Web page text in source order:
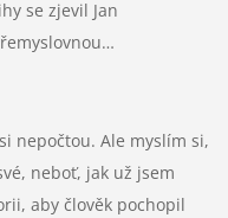
se zjevil Jan
nepočtou. Ale myslím si,
neboť, jak už jsem
aby člověk pochopil